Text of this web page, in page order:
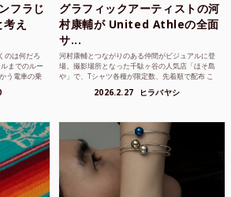
フラじ
え
のは何だろ
までのルー
う電車の乗
グラフィックアーティストの河
村康輔が United Athleの全面
サ...
河村康輔とつながりのある仲間がビジュアルに登
場。撮影場所となった千駄ヶ谷の人気店「ほそ島
や」で、Tシャツ各種が限定数、先着順で配布 こ
2026.2.27 ヒラバヤシ